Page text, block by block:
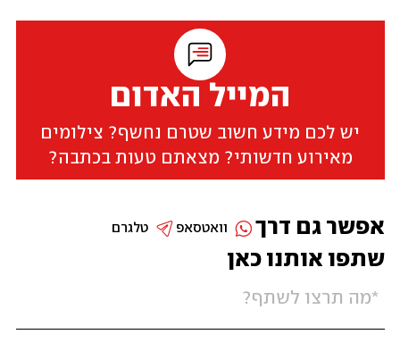
המייל האדום
יש לכם מידע חשוב שטרם נחשף? צילומים
מאירוע חדשותי? מצאתם טעות בכתבה?
שתפו אותנו כאן
אפשר גם דרך טלגרם וואטסאפ